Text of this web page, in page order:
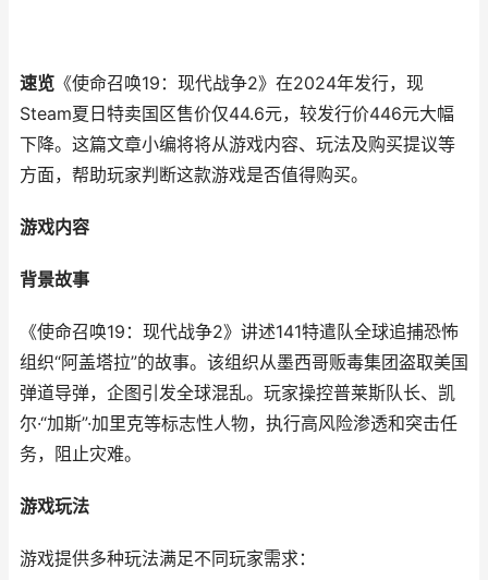
速览 《使命召唤19：现代战争2》在2024年发行，现
Steam夏日特卖国区售价仅44.6元，较发行价446元大幅
下降。这篇文章小编将将从游戏内容、玩法及购买提议等
方面，帮助玩家判断这款游戏是否值得购买。
游戏内容
背景故事
《使命召唤19：现代战争2》讲述141特遣队全球追捕恐怖
组织“阿盖塔拉”的故事。该组织从墨西哥贩毒集团盗取美国
弹道导弹，企图引发全球混乱。玩家操控普莱斯队长、凯
尔·“加斯”·加里克等标志性人物，执行高风险渗透和突击任
务，阻止灾难。
游戏玩法
游戏提供多种玩法满足不同玩家需求：